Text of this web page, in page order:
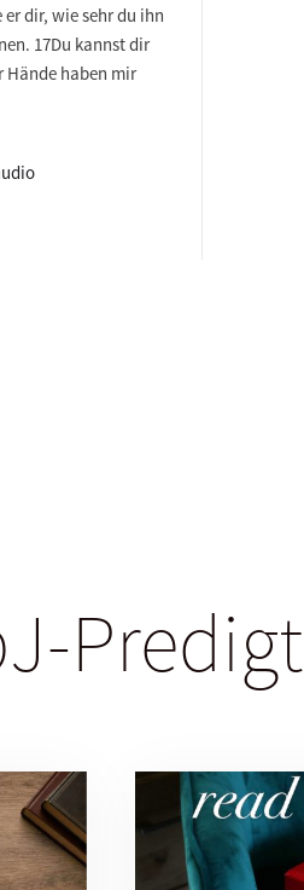
dir, wie sehr du ihn
17Du kannst dir
Hände haben mir
Predigt